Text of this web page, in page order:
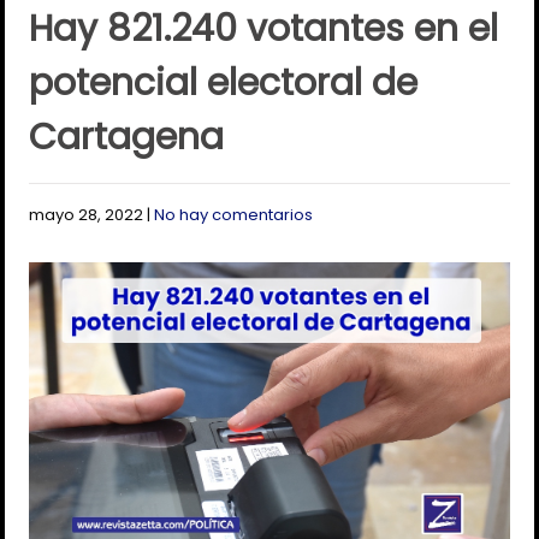
Hay 821.240 votantes en el
potencial electoral de
Cartagena
mayo 28, 2022|No hay comentarios